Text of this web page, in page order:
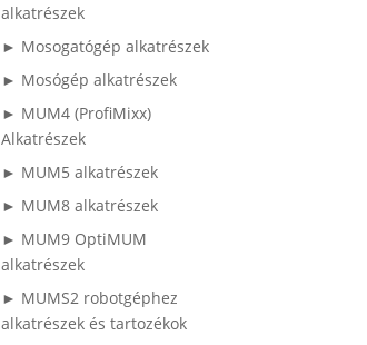
alkatrészek
► Mosogatógép alkatrészek
► Mosógép alkatrészek
► MUM4 (ProfiMixx)
Alkatrészek
► MUM5 alkatrészek
► MUM8 alkatrészek
► MUM9 OptiMUM
alkatrészek
► MUMS2 robotgéphez
alkatrészek és tartozékok